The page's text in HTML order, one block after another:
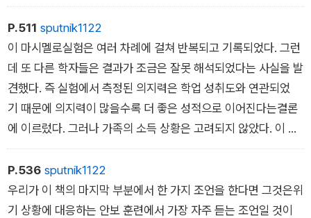
로 두 나라 간의 교류가 배가되었다. 하루 여섯 편의 저가 항공편
으로 밀라노와 중국을 오가는 중국인 노동자들이 중국 기업이 대
거 인수한 롬바르디아Lombardia 주의 섬유 산업체에서 일하
는 것은 이제 더 이상 예외적 현상이 아니다. 또한 산업 중심지
인 밀라노는 세계에서 스모그가 가장 심한 도시 중 하나이며, 이
곳 사람들은 특히 폐 질환에 취약하다. 또한 롬바르디아는 인
구 밀도가 높고 많은 개인 병원이 효율성 위주로돌아가기 때문
에 코로나 바이러스가 초기 단계에서 제지 없이 퍼져나갈 수 있었
다. 그러므로 코로나 팬데믹이 자연재해처럼 갑자기 우리를 찾아
왔다는 것은 많은 정치인이 퍼뜨린 두 번째 거짓말이다.
P.511 sputnik1122
이 마시멜로실험은 여러 차례에 걸쳐 반복되고 기록되었다. 그런
데 또 다른 학자들은 결과가 조금은 잘못 해석되었다는 사실을 발
견했다. 즉 실험에서 측정된 의지력은 학업 성취도와 연관되었
기 때문에 의지력이 많을수록 더 좋은 성적으로 이어진다는결론
에 이르렀다. 그러나 가족의 소득 상황은 고려되지 않았다. 이 요
인 또한 중요했을 것이다. 왜냐하면 실험에서 빈곤가정의 아이들
은 일찍부터 불안정감과 불확실함을 경험했기 때문에 즉각적
인 보상을 손에 넣으려고 했다. 결론을 말하자면 자신의 미래
를 불안해하는 사람은 자신이 당장 얻을 수 있는 것을 취한다. 반
P.536 sputnik1122
우리가 이 책의 마지막 부분에서 한 가지 조언을 한다면 그것은위
기 상황에 대응하는 안보 훈련에서 가장 자주 듣는 조언일 것이